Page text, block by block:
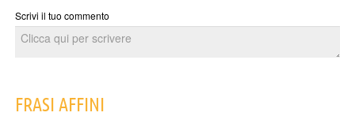
Scrivi il tuo commento
FRASI AFFINI